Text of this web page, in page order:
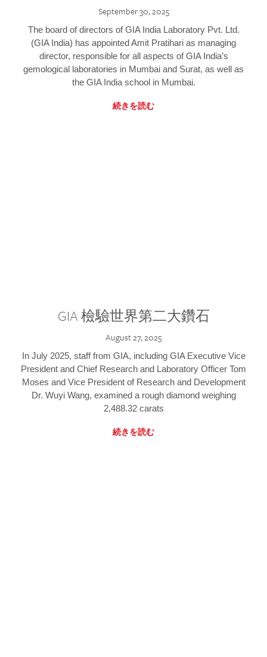
September 30, 2025
The board of directors of GIA India Laboratory Pvt. Ltd.
(GIA India) has appointed Amit Pratihari as managing
director, responsible for all aspects of GIA India’s
gemological laboratories in Mumbai and Surat, as well as
the GIA India school in Mumbai.
続きを読む
GIA 檢驗世界第二大鑽石
August 27, 2025
In July 2025, staff from GIA, including GIA Executive Vice
President and Chief Research and Laboratory Officer Tom
Moses and Vice President of Research and Development
Dr. Wuyi Wang, examined a rough diamond weighing
2,488.32 carats
続きを読む